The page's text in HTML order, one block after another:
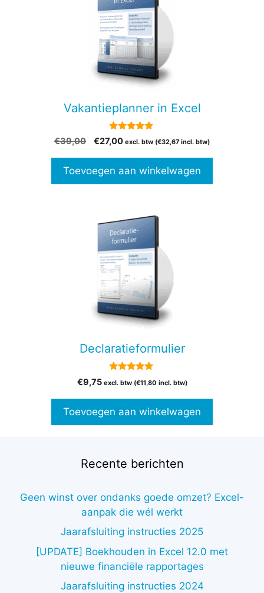
Vakantieplanner in Excel
4.82
van 5
€39,00
Oorspronkelijke
€39,00.
€27,00Huidige
€27,00.
excl. btw (€32,67 incl. btw)
Toevoegen aan winkelwagen
Declaratieformulier
5.00
van 5
€9,75 excl. btw (€11,80 incl. btw)
Toevoegen aan winkelwagen
Recente berichten
Geen winst over ondanks goede omzet? Excel-
aanpak die wél werkt
Jaarafsluiting instructies 2025
[UPDATE] Boekhouden in Excel 12.0 met
nieuwe financiële rapportages
Jaarafsluiting instructies 2024